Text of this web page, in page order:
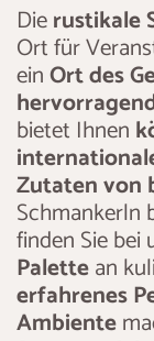
Dierustikale
Ort für
einOrt des
bietet Ihnen
Zutaten von
Schmankerln
finden Sie bei
Palettean
erfahrenes
Ambiente